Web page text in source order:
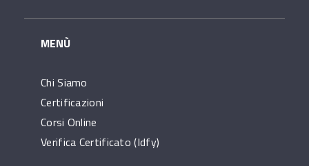
MENÙ
Chi Siamo
Certificazioni
Corsi Online
Verifica Certificato (idfy)